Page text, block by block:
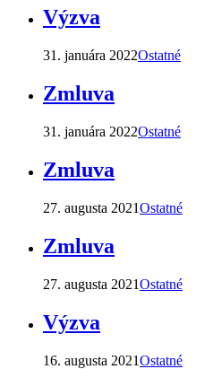
Výzva
31. januára 2022Ostatné
Zmluva
31. januára 2022Ostatné
Zmluva
27. augusta 2021Ostatné
Zmluva
27. augusta 2021Ostatné
Výzva
16. augusta 2021Ostatné